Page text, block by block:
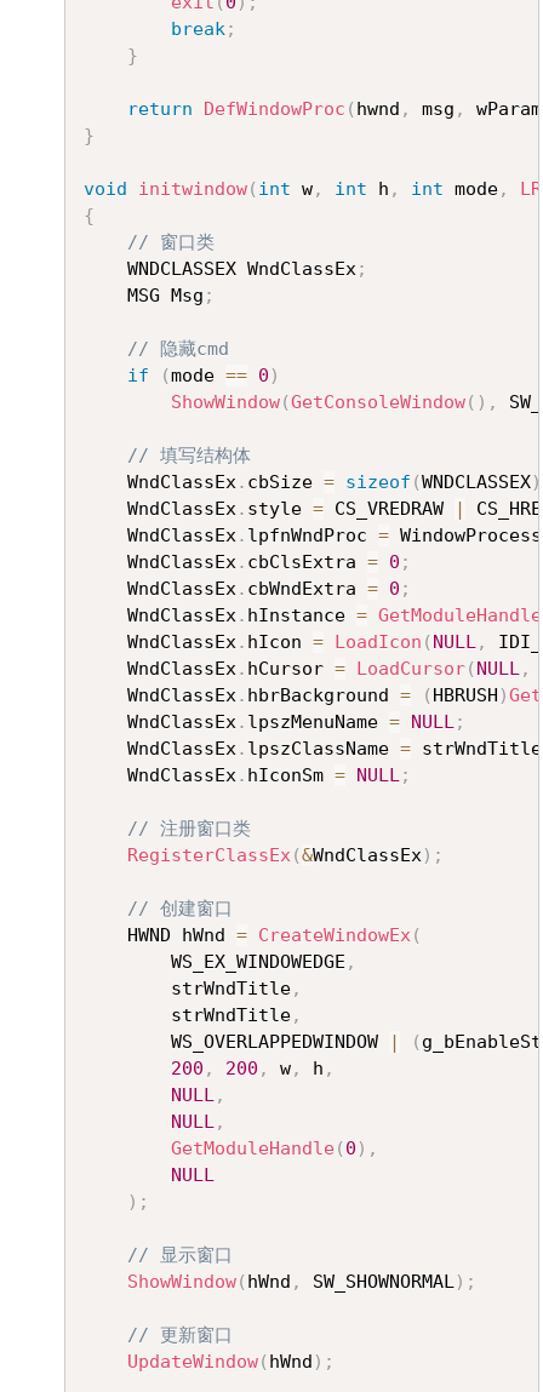
break;
}
return DefWindowProc ( hwnd , msg , wParam
}
void initwindow( int w, int h , int mode,
{
// 窗口类
	WNDCLASSEX WndClassEx
;
	MSG Msg
;
// 隐藏cmd
if
(mode == 0 )
ShowWindow(GetConsoleWindow( ) ,
// 填写结构体
	WndClassEx
. cbSize = sizeof (WNDCLASSEX)
	WndClassEx
. style = CS_VREDRAW |
	WndClassEx
. lpfnWndProc = WindowProcess
	WndClassEx
. cbClsExtra = 0 ;
	WndClassEx
. cbWndExtra = 0 ;
	WndClassEx
. hInstance = GetModuleHandle
	WndClassEx
. hIcon = LoadIcon ( NULL,
	WndClassEx
. hCursor = LoadCursor( NULL,
	WndClassEx
. hbrBackground = ( HBRUSH )
	WndClassEx
. lpszMenuName = NULL;
	WndClassEx
. lpszClassName = strWndTitle
	WndClassEx
. hIconSm = NULL;
// 注册窗口类
RegisterClassEx(&WndClassEx) ;
// 创建窗口
	HWND hWnd
= CreateWindowEx(
		WS_EX_WINDOWEDGE
,
		strWndTitle
,
		strWndTitle
,
		WS_OVERLAPPEDWINDOW
| (
200 , 200 , w, h ,
NULL,
NULL,
GetModuleHandle( 0 ) ,
NULL
) ;
// 显示窗口
ShowWindow( hWnd , SW_SHOWNORMAL) ;
// 更新窗口
UpdateWindow( hWnd ) ;